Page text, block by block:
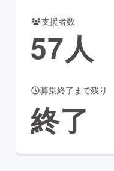
ィー・ヘルスケア
支援者数
57人
募集終了まで残り
終了